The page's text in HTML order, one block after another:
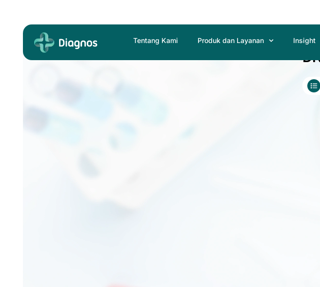
content
Tentang Kami Produk dan Layanan Insight